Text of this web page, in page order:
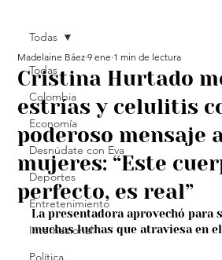
Todas
Colombia
Economía
Desnúdate con Eva
Deportes
Entretenimiento
Internacional
Política
Todas
Cristina Hurtado
estrías y celulitis
poderoso mensaje
mujeres: “Este
perfecto, es real”
Madelaine Báez 9 ene 1 min de lectura
La presentadora aprovechó para
muchas luchas que atraviesa en